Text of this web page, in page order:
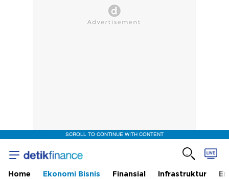
SCROLL TO CONTINUE WITH CONTENT
Home Ekonomi Bisnis Finansial Infrastruktur